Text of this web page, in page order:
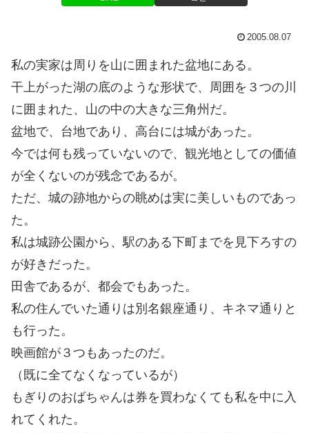
2005.08.07
私の実家は周りを山に囲まれた盆地にある。
干上がった湖の底のような形状で、周囲を３つの川
に囲まれた、山の中の大きな三角州だ。
盆地で、台地であり、高台には城があった。
今では何も残っていないので、観光地としての価値
が全くないのが残念であるが。
ただ、城の跡地からの眺めは実に美しいものであっ
た。
私は城跡公園から、駅のある下町までを見下ろすの
が好きだった。
田舎であるが、都会でもあった。
私の住んでいた通りは別名銀座通り、キネマ通りと
も行った。
映画館が３つもあったのだ。
（既に全てなくなっているが）
もぎりのおばちゃんは券を買わなくても私を中に入
れてくれた。